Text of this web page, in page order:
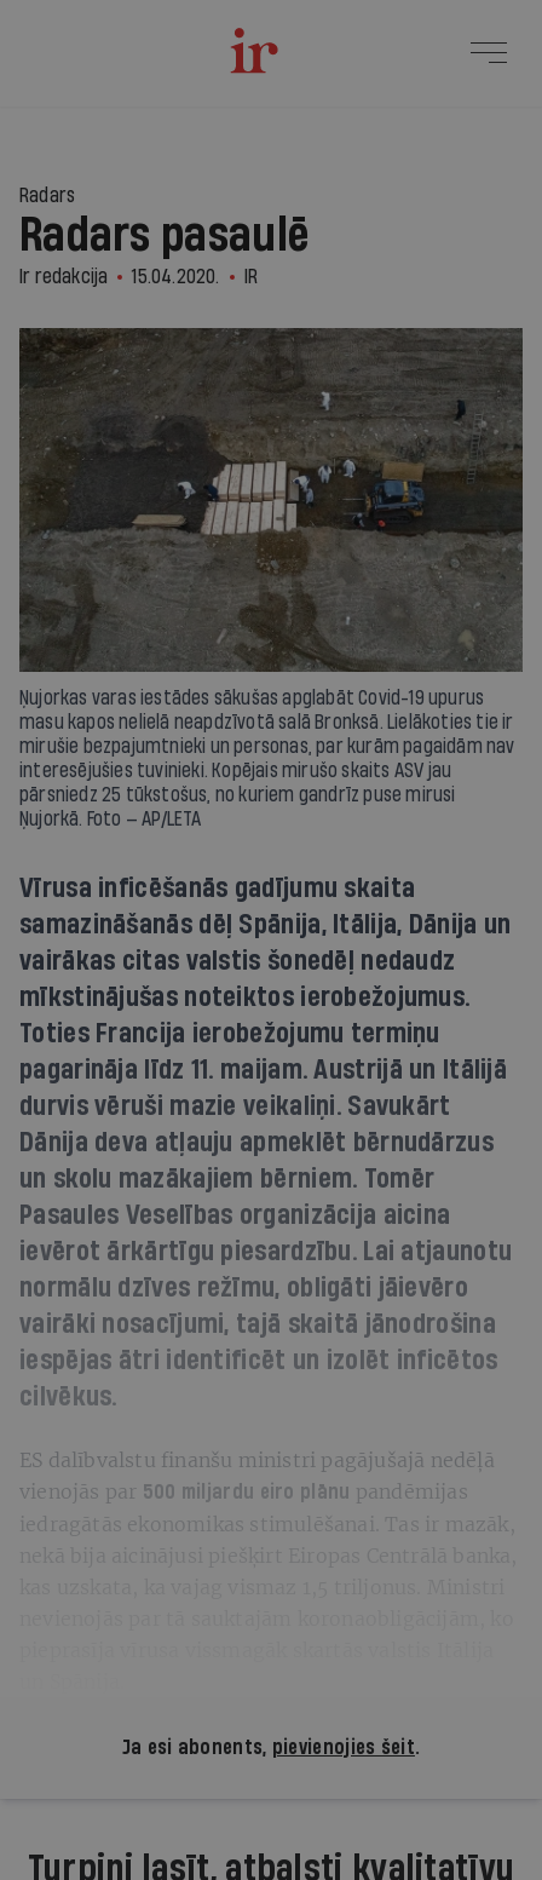
Radars
Radars pasaulē
Ir redakcija 15.04.2020. IR
Ņujorkas varas iestādes sākušas apglabāt Covid-19 upurus
masu kapos nelielā neapdzīvotā salā Bronksā. Lielākoties tie ir
mirušie bezpajumtnieki un personas, par kurām pagaidām nav
interesējušies tuvinieki. Kopējais mirušo skaits ASV jau
pārsniedz 25 tūkstošus, no kuriem gandrīz puse mirusi
Ņujorkā. Foto — AP/LETA
Vīrusa inficēšanās gadījumu skaita
samazināšanās dēļ Spānija, Itālija, Dānija un
vairākas citas valstis šonedēļ nedaudz
mīkstinājušas noteiktos ierobežojumus.
Toties Francija ierobežojumu termiņu
pagarināja līdz 11. maijam. Austrijā un Itālijā
durvis vēruši mazie veikaliņi. Savukārt
Dānija deva atļauju apmeklēt bērnudārzus
un skolu mazākajiem bērniem. Tomēr
Pasaules Veselības organizācija aicina
ievērot ārkārtīgu piesardzību. Lai atjaunotu
normālu dzīves režīmu, obligāti jāievēro
vairāki nosacījumi, tajā skaitā jānodrošina
iespējas ātri identificēt un izolēt inficētos
cilvēkus.
ES dalībvalstu finanšu ministri pagājušajā nedēļā
vienojās par 500 miljardu eiro plānu pandēmijas
iedragātās ekonomikas stimulēšanai. Tas ir mazāk,
Ja esi abonents, pievienojies šeit.
Turpini lasīt, atbalsti kvalitatīvu